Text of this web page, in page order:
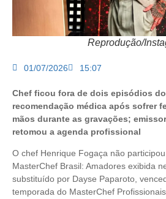
Reprodução/
01/07/2026 15:07
Chef ficou fora de dois episódios
recomendação médica após sofrer
mãos durante as gravações;
retomou a agenda profissional
O chef Henrique Fogaça não
MasterChef Brasil: Amadores exibida
substituído por Dayse Paparoto,
temporada do MasterChef